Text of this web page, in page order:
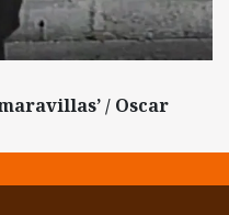
/ Oscar